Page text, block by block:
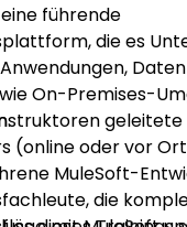
führende
die es
On-Premises-
geleitete
(online oder vor
MuleSoft-
die